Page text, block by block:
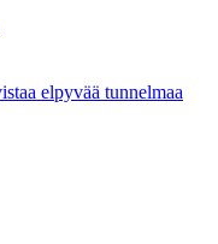
elpyvää tunnelmaa